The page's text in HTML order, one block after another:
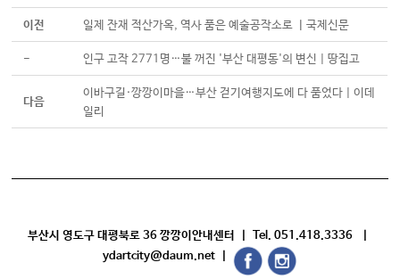
이전 일제 잔재 적산가옥, 역사 품은 예술공작소로 ㅣ국제신문
- 인구 고작 2771명…불 꺼진 '부산 대평동'의 변신 | 땅집고
다음
이바구길·깡깡이마을…부산 걷기여행지도에 다 품었다 | 이데
일리
부산시 영도구 대평북로 36 깡깡이안내센터 | Tel. 051.418.3336 |
ydartcity@daum.net |